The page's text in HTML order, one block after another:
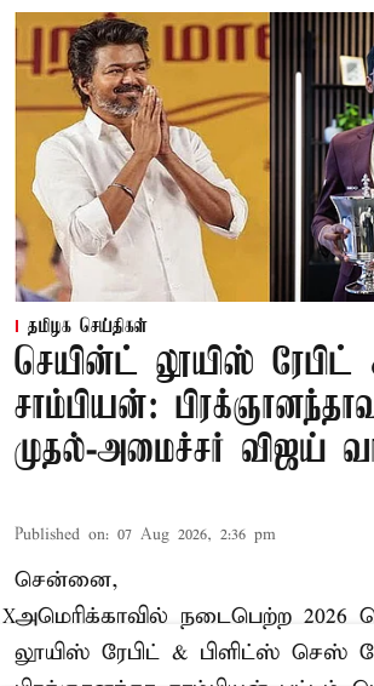
தமிழக செய்திகள்
செயின்ட் லூயிஸ் ரேபிட்
சாம்பியன்:
முதல்-அமைச்சர் விஜய்
Published on: 07 Aug 2026, 2:36 pm
சென்னை,
அமெரிக்காவில் நடைபெற்ற 2026
லூயிஸ் ரேபிட் & பிளிட்ஸ் செஸ்
X